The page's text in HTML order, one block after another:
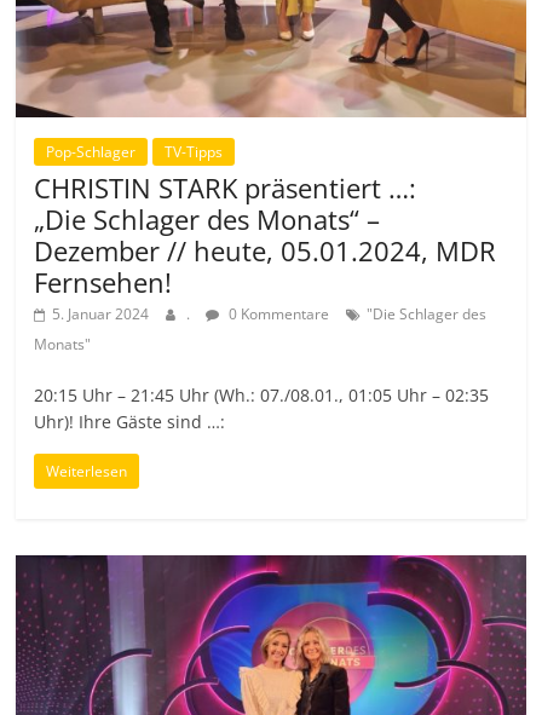
Pop-Schlager TV-Tipps
CHRISTIN STARK präsentiert …:
„Die Schlager des Monats“ –
Dezember // heute, 05.01.2024, MDR
Fernsehen!
5. Januar 2024 . 0 Kommentare
"Die Schlager des
Monats"
20:15 Uhr – 21:45 Uhr (Wh.: 07./08.01., 01:05 Uhr – 02:35
Uhr)! Ihre Gäste sind …:
Weiterlesen